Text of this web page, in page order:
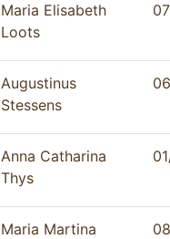
Maria Elisabeth
Loots
Augustinus
Stessens
Anna Catharina
Thys
Maria Martina